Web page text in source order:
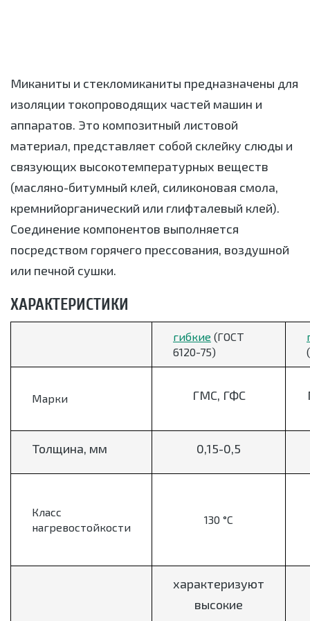
Миканиты и стекломиканиты предназначены для
изоляции токопроводящих частей машин и
аппаратов. Это композитный листовой
материал, представляет собой склейку слюды и
связующих высокотемпературных веществ
(масляно-битумный клей, силиконовая смола,
кремнийорганический или глифталевый клей).
Соединение компонентов выполняется
посредством горячего прессования, воздушной
или печной сушки.
ХАРАКТЕРИСТИКИ
гибкие (ГОСТ
6120-75)
Марки ГМС, ГФС
Толщина, мм 0,15-0,5
Класс
нагревостойкости
130 °С
характеризуют
высокие